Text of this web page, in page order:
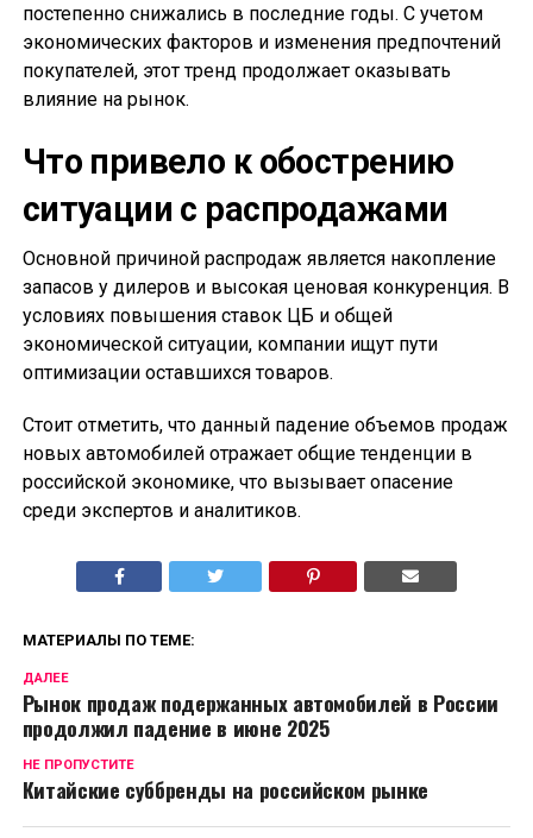
постепенно снижались в последние годы. С учетом
экономических факторов и изменения предпочтений
покупателей, этот тренд продолжает оказывать
влияние на рынок.
Что привело к обострению
ситуации с распродажами
Основной причиной распродаж является накопление
запасов у дилеров и высокая ценовая конкуренция. В
условиях повышения ставок ЦБ и общей
экономической ситуации, компании ищут пути
оптимизации оставшихся товаров.
Стоит отметить, что данный падение объемов продаж
новых автомобилей отражает общие тенденции в
российской экономике, что вызывает опасение
среди экспертов и аналитиков.
МАТЕРИАЛЫ ПО ТЕМЕ:
ДАЛЕЕ
Рынок продаж подержанных автомобилей в России
продолжил падение в июне 2025
НЕ ПРОПУСТИТЕ
Китайские суббренды на российском рынке